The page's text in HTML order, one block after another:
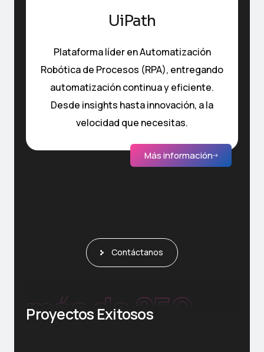
UiPath
Plataforma líder en Automatización
Robótica de Procesos (RPA), entregando
automatización continua y eficiente.
Desde insights hasta innovación, a la
velocidad que necesitas.
Más información
Contáctanos
más de 250
Proyectos Exitosos